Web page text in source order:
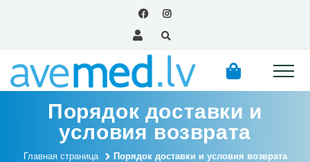
Порядок доставки и
условия возврата
Главная страница Порядок доставки и условия возврата